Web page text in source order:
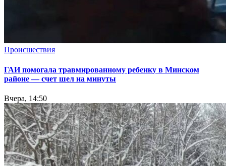
Происшествия
ГАИ помогала травмированному ребенку в Минском
районе — счет шел на минуты
Вчера, 14:50